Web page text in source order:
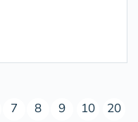
7 8 9 10 20